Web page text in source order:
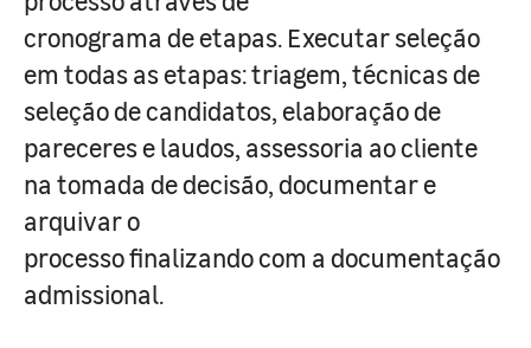
cronograma de etapas. Executar seleção
em todas as etapas: triagem, técnicas de
seleção de candidatos, elaboração de
pareceres e laudos, assessoria ao cliente
na tomada de decisão, documentar e
arquivar o
processo finalizando com a documentação
admissional.